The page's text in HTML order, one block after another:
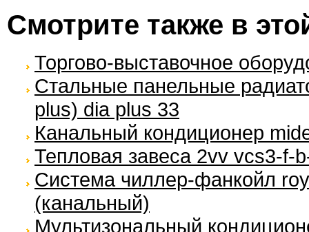
Смотрите также в
Торгово-выставочное
Стальные панельные
plus) dia plus 33
Канальный кондиционер
Тепловая завеса 2vv vcs3-f-
Система чиллер-фанкойл
(канальный)
Мультизональный